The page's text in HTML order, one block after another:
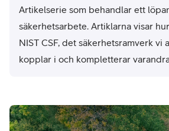
Artikelserie som behandlar ett
säkerhetsarbete. Artiklarna visar
NIST CSF, det säkerhetsramverk vi
kopplar i och kompletterar